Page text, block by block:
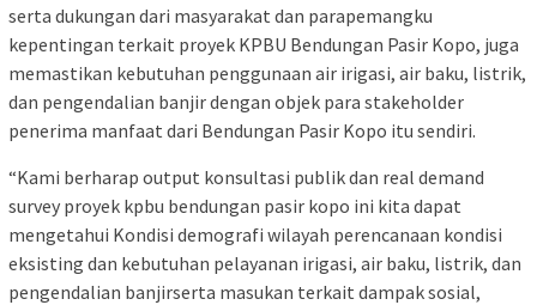
serta dukungan dari masyarakat dan parapemangku
kepentingan terkait proyek KPBU Bendungan Pasir Kopo, juga
memastikan kebutuhan penggunaan air irigasi, air baku, listrik,
dan pengendalian banjir dengan objek para stakeholder
penerima manfaat dari Bendungan Pasir Kopo itu sendiri.
“Kami berharap output konsultasi publik dan real demand
survey proyek kpbu bendungan pasir kopo ini kita dapat
mengetahui Kondisi demografi wilayah perencanaan kondisi
eksisting dan kebutuhan pelayanan irigasi, air baku, listrik, dan
pengendalian banjirserta masukan terkait dampak sosial,